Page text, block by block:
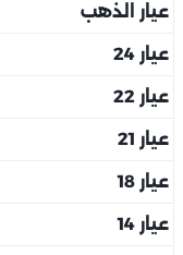
عيار الذهب
عيار 24
عيار 22
عيار 21
عيار 18
عيار 14